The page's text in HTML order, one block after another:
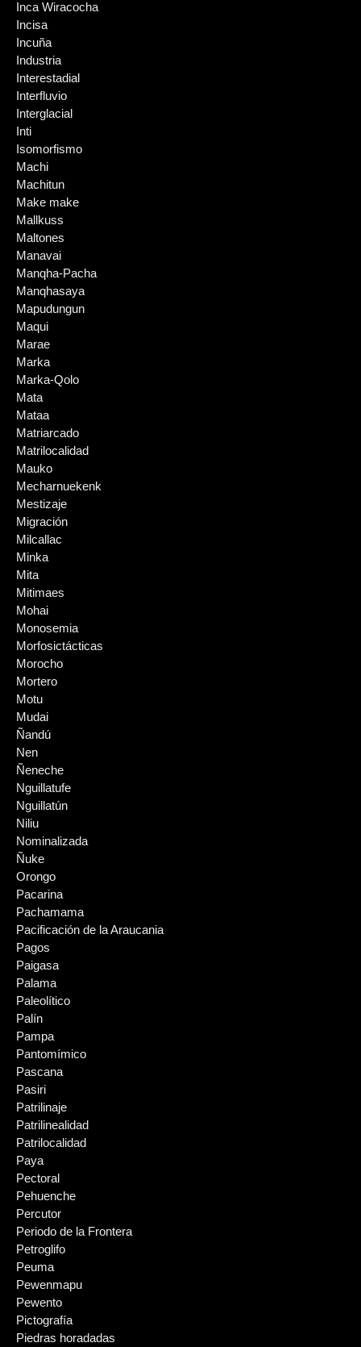
Inca Wiracocha
Incisa
Incuña
Industria
Interestadial
Interfluvio
Interglacial
Inti
Isomorfismo
Machi
Machitun
Make make
Mallkuss
Maltones
Manavai
Manqha-Pacha
Manqhasaya
Mapudungun
Maqui
Marae
Marka
Marka-Qolo
Mata
Mataa
Matriarcado
Matrilocalidad
Mauko
Mecharnuekenk
Mestizaje
Migración
Milcallac
Minka
Mita
Mitimaes
Mohai
Monosemia
Morfosictácticas
Morocho
Mortero
Motu
Mudai
Ñandú
Nen
Ñeneche
Nguillatufe
Nguillatún
Niliu
Nominalizada
Ñuke
Orongo
Pacarina
Pachamama
Pacificación de la Araucania
Pagos
Paigasa
Palama
Paleolítico
Palín
Pampa
Pantomímico
Pascana
Pasiri
Patrilinaje
Patrilinealidad
Patrilocalidad
Paya
Pectoral
Pehuenche
Percutor
Periodo de la Frontera
Petroglifo
Peuma
Pewenmapu
Pewento
Pictografía
Piedras horadadas